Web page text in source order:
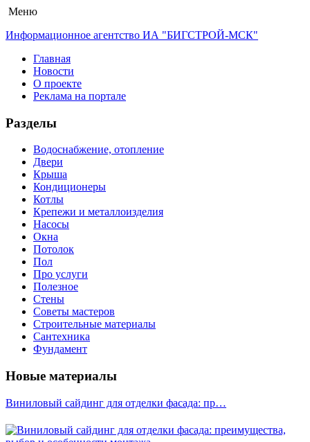
Меню
Информационное агентство ИА "БИГСТРОЙ-МСК"
Главная
Новости
О проекте
Реклама на портале
Разделы
Водоснабжение, отопление
Двери
Крыша
Кондиционеры
Котлы
Крепежи и металлоизделия
Насосы
Окна
Потолок
Пол
Про услуги
Полезное
Стены
Советы мастеров
Строительные материалы
Сантехника
Фундамент
Новые материалы
Виниловый сайдинг для отделки фасада: пр…